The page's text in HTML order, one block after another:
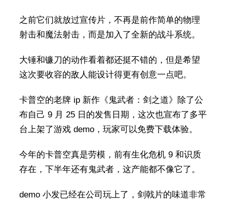
之前它们就放过宣传片，不再是前作简单的物理
射击和魔法射击，而是加入了全新的战斗系统。
大锤和镰刀的动作看着都还挺不错的，但是希望
这次要收容的敌人能设计得更有创意一点吧。
卡普空的老牌 ip 新作《鬼武者：剑之道》除了公
布自己 9 月 25 日的发售日期，这次也宣布了多平
台上架了游戏 demo，玩家可以免费下载体验。
今年的卡普空真是劳模，前有生化危机 9 和识质
存在，下半年还有鬼武者，这产能都不像它了。
demo 小发已经在公司玩上了，剑戟片的味道非常